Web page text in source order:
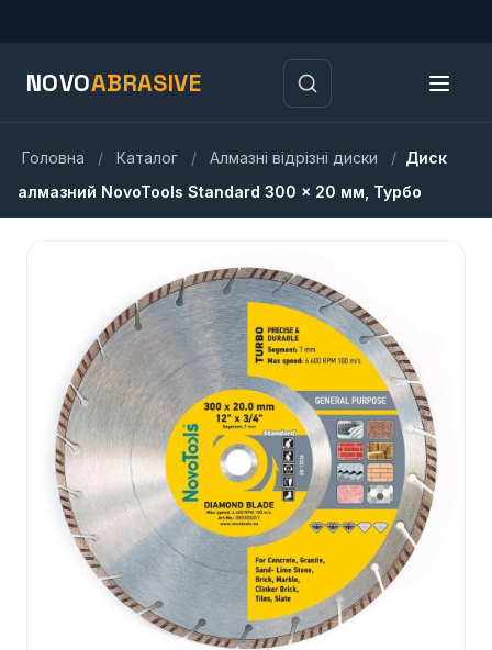
NOVOABRASIVE
Головна / Каталог / Алмазні відрізні диски / Диск
алмазний NovoTools Standard 300 x 20 мм, Турбо